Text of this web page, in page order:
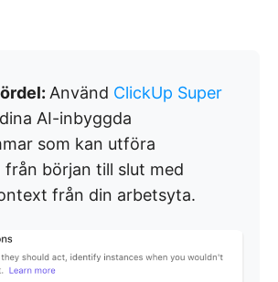
Använd ClickUp Super
AI-inbyggda
som kan utföra
början till slut med
från din arbetsyta.